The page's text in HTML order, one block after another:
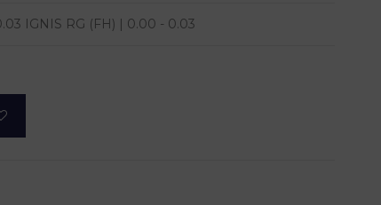
IGNIS RG (FH) | 0.00 - 0.03